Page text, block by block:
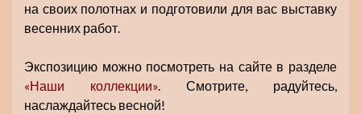
на своих полотнах и подготовили для вас выставку
весенних работ.
Экспозицию можно посмотреть на сайте в разделе
«Наши коллекции». Смотрите, радуйтесь,
наслаждайтесь весной!